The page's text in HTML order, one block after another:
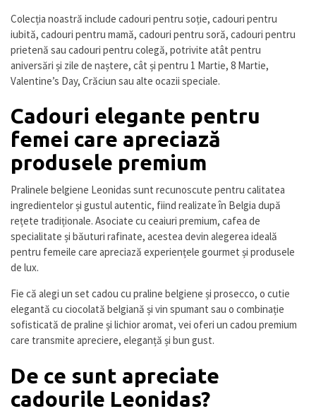
Colecția noastră include cadouri pentru soție, cadouri pentru
iubită, cadouri pentru mamă, cadouri pentru soră, cadouri pentru
prietenă sau cadouri pentru colegă, potrivite atât pentru
aniversări și zile de naștere, cât și pentru 1 Martie, 8 Martie,
Valentine’s Day, Crăciun sau alte ocazii speciale.
Cadouri elegante pentru
femei care apreciază
produsele premium
Pralinele belgiene Leonidas sunt recunoscute pentru calitatea
ingredientelor și gustul autentic, fiind realizate în Belgia după
rețete tradiționale. Asociate cu ceaiuri premium, cafea de
specialitate și băuturi rafinate, acestea devin alegerea ideală
pentru femeile care apreciază experiențele gourmet și produsele
de lux.
Fie că alegi un set cadou cu praline belgiene și prosecco, o cutie
elegantă cu ciocolată belgiană și vin spumant sau o combinație
sofisticată de praline și lichior aromat, vei oferi un cadou premium
care transmite apreciere, eleganță și bun gust.
De ce sunt apreciate
cadourile Leonidas?